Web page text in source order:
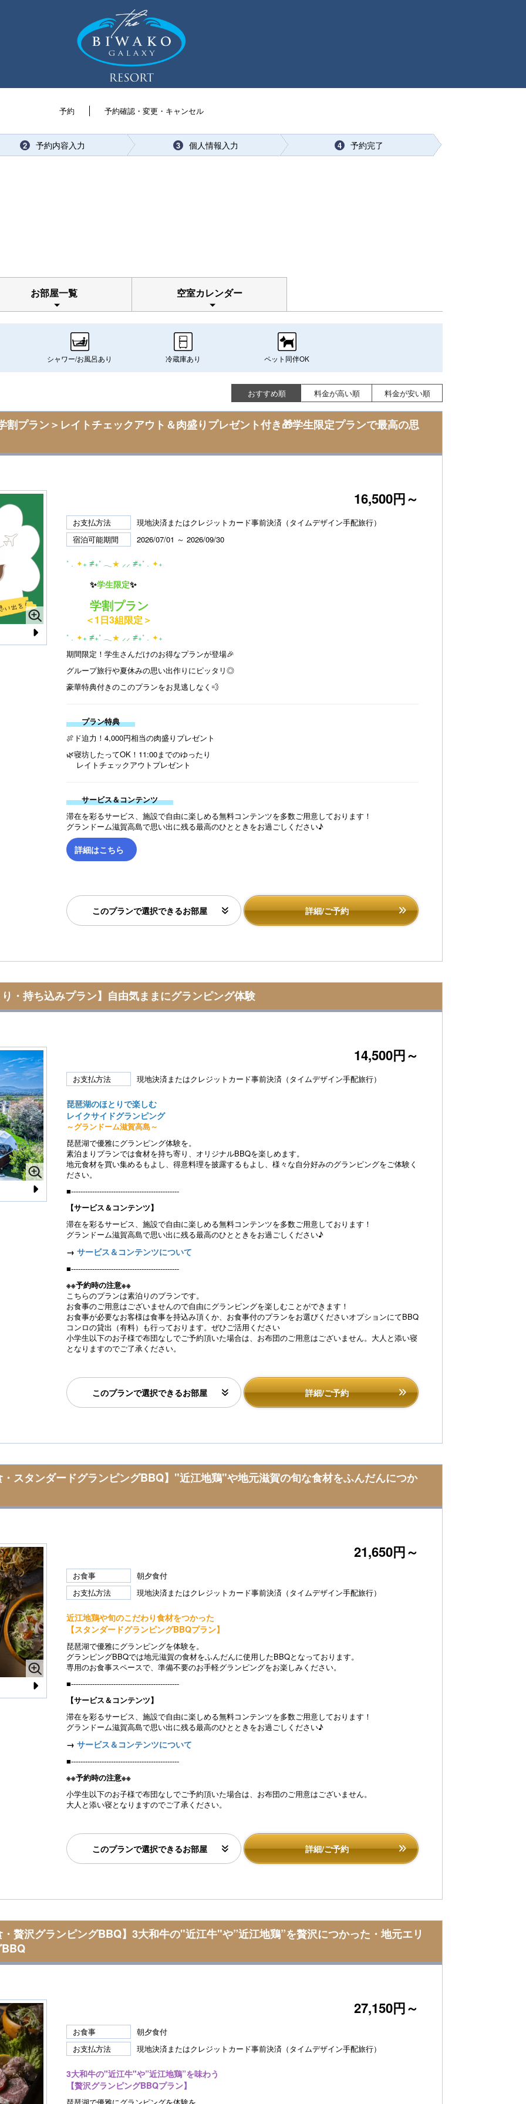
予約 予約確認・変更・キャンセル
2 予約内容入力 3 個人情報入力 4 予約完了
お部屋一覧 空室カレンダー
シャワー/お風呂あり 冷蔵庫あり ペット同伴OK
おすすめ順 料金が高い順 料金が安い順
割プラン＞レイトチェックアウト＆肉盛りプレゼント付き🎁学生限定プランで最高の思
N
16,500円～
お支払方法
現地決済またはクレジットカード事前決済（タイムデザイン手配旅行）
宿泊可能期間
2026/07/01 ～ 2026/09/30
˚﹒ ✦₊ ⧣₊˚ 𓂃 ★ ⸝⸝ ⧣₊˚﹒ ✦₊
✨学生限定✨
学割プラン
＜1日3組限定＞
˚﹒ ✦₊ ⧣₊˚ 𓂃 ★ ⸝⸝ ⧣₊˚﹒ ✦₊
期間限定！学生さんだけのお得なプランが登場🎉
グループ旅行や夏休みの思い出作りにピッタリ◎
豪華特典付きのこのプランをお見逃しなく💨
プラン特典
🍖ド迫力！4,000円相当の肉盛りプレゼント
🌿寝坊したってOK！11:00までのゆったり
レイトチェックアウトプレゼント
サービス＆コンテンツ
滞在を彩るサービス、施設で自由に楽しめる無料コンテンツを多数ご用意しております！
グランドーム滋賀高島で思い出に残る最高のひとときをお過ごしください♪
詳細はこちら
詳細/ご予約
このプランで選択できるお部屋
・持ち込みプラン】自由気ままにグランピング体験
N
14,500円～
お支払方法 現地決済またはクレジットカード事前決済（タイムデザイン手配旅行）
琵琶湖のほとりで楽しむ
レイクサイドグランピング
～グランドーム滋賀高島～
琵琶湖で優雅にグランピング体験を。
素泊まりプランでは食材を持ち寄り、オリジナルBBQを楽しめます。
地元食材を買い集めるもよし、得意料理を披露するもよし、様々な自分好みのグランピングをご体験く
ださい。
■----------------------------------------------
【サービス＆コンテンツ】
滞在を彩るサービス、施設で自由に楽しめる無料コンテンツを多数ご用意しております！
グランドーム滋賀高島で思い出に残る最高のひとときをお過ごしください♪
→ サービス＆コンテンツについて
■----------------------------------------------
※※予約時の注意※※
こちらのプランは素泊りのプランです。
お食事のご用意はございませんので自由にグランピングを楽しむことができます！
お食事が必要なお客様は食事を持込み頂くか、お食事付のプランをお選びくださいオプションにてBBQ
コンロの貸出（有料）も行っております。ぜひご活用ください
小学生以下のお子様で布団なしでご予約頂いた場合は、お布団のご用意はございません。大人と添い寝
となりますのでご了承ください。
詳細/ご予約
このプランで選択できるお部屋
スタンダードグランピングBBQ】"近江地鶏"や地元滋賀の旬な食材をふんだんにつか
N
21,650円～
お食事
朝夕食付
お支払方法
現地決済またはクレジットカード事前決済（タイムデザイン手配旅行）
近江地鶏や旬のこだわり食材をつかった
【スタンダードグランピングBBQプラン】
琵琶湖で優雅にグランピングを体験を。
グランピングBBQでは地元滋賀の食材をふんだんに使用したBBQとなっております。
専用のお食事スペースで、準備不要のお手軽グランピングをお楽しみください。
■----------------------------------------------
【サービス＆コンテンツ】
滞在を彩るサービス、施設で自由に楽しめる無料コンテンツを多数ご用意しております！
グランドーム滋賀高島で思い出に残る最高のひとときをお過ごしください♪
→ サービス＆コンテンツについて
■----------------------------------------------
※※予約時の注意※※
小学生以下のお子様で布団なしでご予約頂いた場合は、お布団のご用意はございません。
大人と添い寝となりますのでご了承ください。
詳細/ご予約
このプランで選択できるお部屋
贅沢グランピングBBQ】3大和牛の"近江牛"や”近江地鶏”を贅沢につかった・地元エリ
27,150円～
お食事
朝夕食付
お支払方法
現地決済またはクレジットカード事前決済（タイムデザイン手配旅行）
3大和牛の"近江牛"や”近江地鶏”を味わう
【贅沢グランピングBBQプラン】